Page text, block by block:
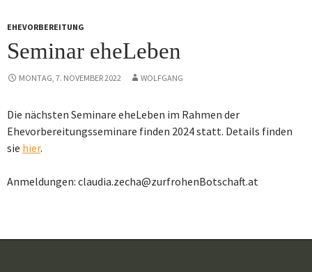
EHEVORBEREITUNG
Seminar eheLeben
MONTAG, 7. NOVEMBER 2022 WOLFGANG
Die nächsten Seminare eheLeben im Rahmen der
Ehevorbereitungsseminare finden 2024 statt. Details finden
sie hier.
Anmeldungen: claudia.zecha@zurfrohenBotschaft.at